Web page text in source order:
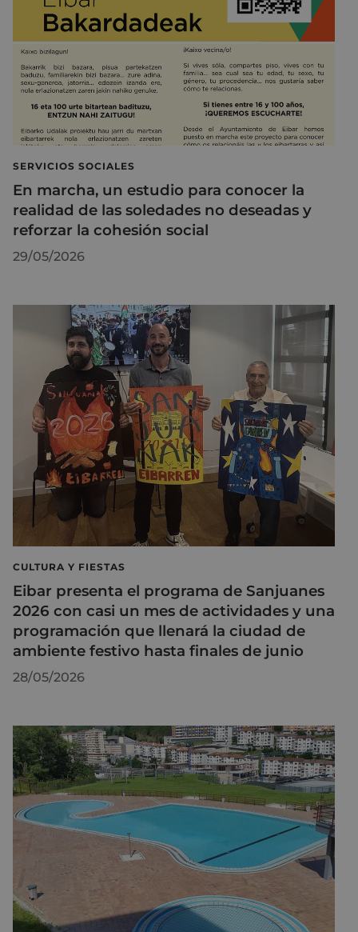
SERVICIOS SOCIALES
En marcha, un estudio para conocer la
realidad de las soledades no deseadas y
reforzar la cohesión social
29/05/2026
CULTURA Y FIESTAS
Eibar presenta el programa de Sanjuanes
2026 con casi un mes de actividades y una
programación que llenará la ciudad de
ambiente festivo hasta finales de junio
28/05/2026